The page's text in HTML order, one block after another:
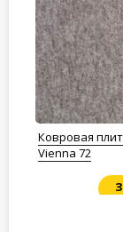
Ковровая
Vienna 72